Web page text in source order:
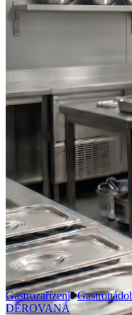
Gastrozařízení
DĚROVANÁ